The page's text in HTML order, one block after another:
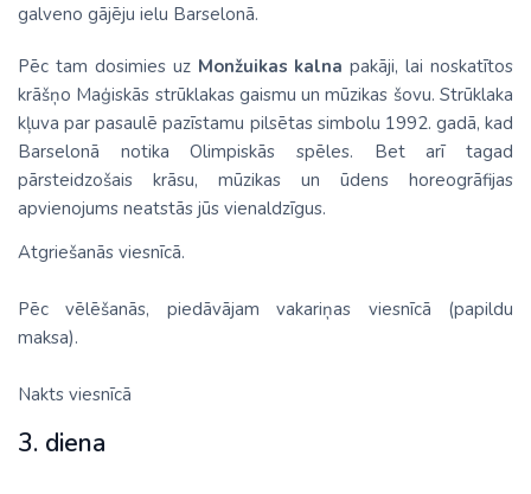
galveno gājēju ielu Barselonā.
Pēc tam dosimies uz Monžuikas kalna pakāji, lai noskatītos
krāšņo Maģiskās strūklakas gaismu un mūzikas šovu. Strūklaka
kļuva par pasaulē pazīstamu pilsētas simbolu 1992. gadā, kad
Barselonā notika Olimpiskās spēles. Bet arī tagad
pārsteidzošais krāsu, mūzikas un ūdens horeogrāfijas
apvienojums neatstās jūs vienaldzīgus.
Atgriešanās viesnīcā.
Pēc vēlēšanās, piedāvājam vakariņas viesnīcā (papildu
maksa).
Nakts viesnīcā
3. diena